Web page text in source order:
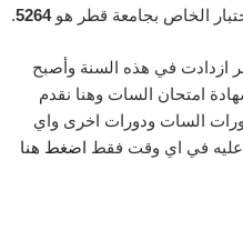
الخاص بجامعة قطر هو5264
.
ازدادت في هذه السنة وأصبح
امتحان السات وهنا نقدم
السات ودورات اخرى واي
عليه في اي وقت فقط اضغط هنا